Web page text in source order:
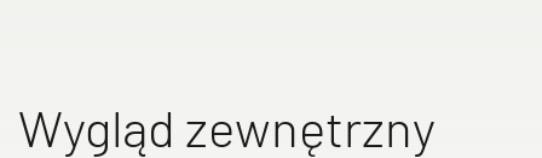
Wygląd zewnętrzny